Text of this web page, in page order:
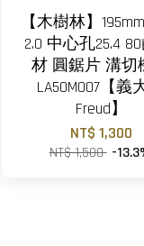
【木樹林】
2.0 中心孔25.4
材 圓鋸片 溝切
LA50M007【義
Freud】
NT$ 1,300
NT$ 1,500 -